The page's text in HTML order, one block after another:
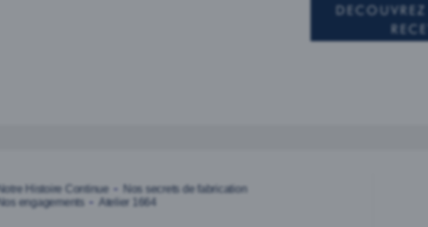
DECOUVREZ
Notre Histoire Continue
Nos secrets de fabrication
Nos engagements
Atelier 1664